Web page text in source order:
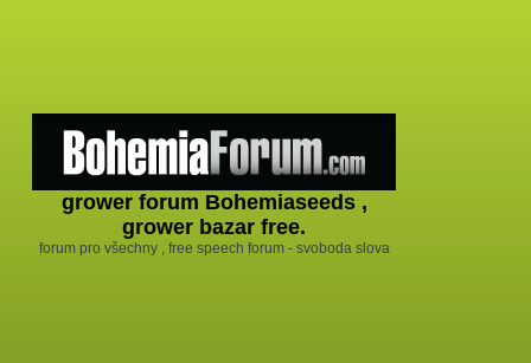
grower forum Bohemiaseeds ,
grower bazar free.
forum pro všechny , free speech forum - svoboda slova